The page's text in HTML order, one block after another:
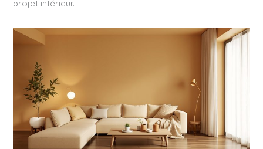
projet intérieur.